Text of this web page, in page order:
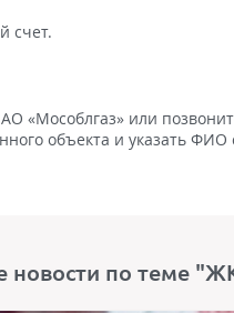
счет.
«Мособлгаз» или
объекта и указать ФИО
новости по теме